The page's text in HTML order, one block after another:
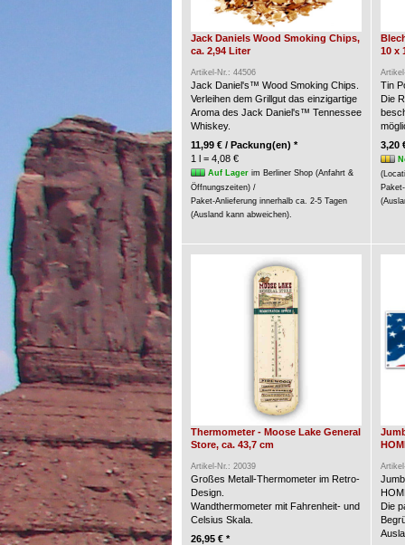
Jack Daniels Wood Smoking Chips,
ca. 2,94 Liter
Artikel-Nr.: 44506
Jack Daniel's™ Wood Smoking Chips.
Verleihen dem Grillgut das einzigartige
Aroma des Jack Daniel's™ Tennessee
Whiskey.
11,99 € / Packung(en) *
1 l = 4,08 €
Auf Lagerim Berliner Shop (Anfahrt &
Öffnungszeiten) /
Paket-Anlieferung innerhalb ca. 2-5 Tagen
(Ausland kann abweichen).
10 x
Tin
Die
3,20
Thermometer - Moose Lake General
Store, ca. 43,7 cm
Artikel-Nr.: 20039
Großes Metall-Thermometer im Retro-
Design.
Wandthermometer mit Fahrenheit- und
Celsius Skala.
26,95 € *
Die